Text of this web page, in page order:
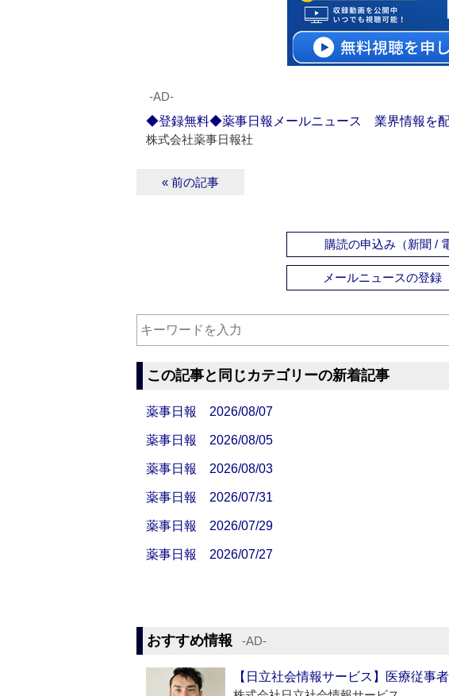
‐AD‐
◆登録無料◆薬事日報メールニュース 業界情報を配
株式会社薬事日報社
« 前の記事
購読の申込み（新聞 /
メールニュースの登録
この記事と同じカテゴリーの新着記事
薬事日報 2026/08/07
薬事日報 2026/08/05
薬事日報 2026/08/03
薬事日報 2026/07/31
薬事日報 2026/07/29
薬事日報 2026/07/27
おすすめ情報 ‐AD‐
【日立社会情報サービス】医療従事